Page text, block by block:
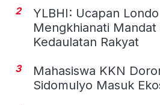
2
YLBHI: Ucapan
Mengkhianati Mandat
Kedaulatan Rakyat
3
Mahasiswa KKN
Sidomulyo Masuk